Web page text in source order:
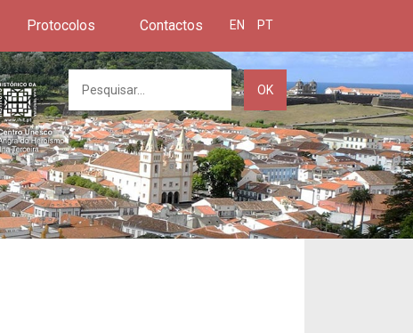
Protocolos Contactos EN PT
OK